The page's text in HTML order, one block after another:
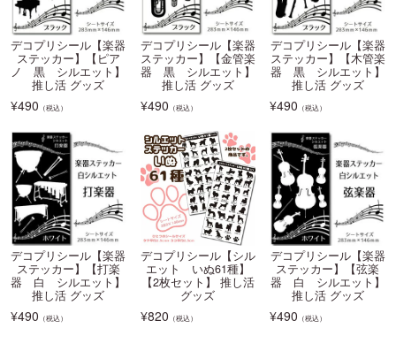
デコプリシール【楽器
ステッカー】【ピア
ノ 黒 シルエット】
推し活 グッズ
¥490 （税込）
デコプリシール【楽器
ステッカー】【金管楽
器 黒 シルエット】
推し活 グッズ
¥490 （税込）
デコプリシール【楽器
ステッカー】【木管楽
器 黒 シルエット】
推し活 グッズ
¥490 （税込）
デコプリシール【楽器
ステッカー】【打楽
器 白 シルエット】
推し活 グッズ
¥490 （税込）
デコプリシール【シル
エット いぬ61種】
【2枚セット】 推し活
グッズ
¥820 （税込）
デコプリシール【楽器
ステッカー】【弦楽
器 白 シルエット】
推し活 グッズ
¥490 （税込）